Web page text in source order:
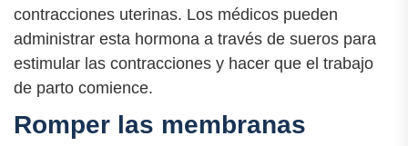
contracciones uterinas. Los médicos pueden
administrar esta hormona a través de sueros para
estimular las contracciones y hacer que el trabajo
de parto comience.
Romper las membranas